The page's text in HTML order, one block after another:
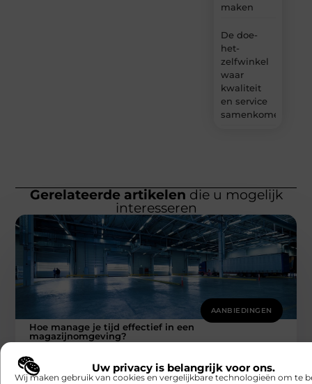
Uw privacy is belangrijk voor ons.
Wij maken gebruik van cookies en vergelijkbare technologieën om te
maken
De doe-
het-
zelfwinkel
waar
kwaliteit
en service
samenkomen
Gerelateerde artikelen die u mogelijk
interesseren
AANBIEDINGEN
Hoe manage je tijd effectief in een
magazijnomgeving?
die veel planning en organisatie vereist. Tijd is een van
Speelgoed Dump